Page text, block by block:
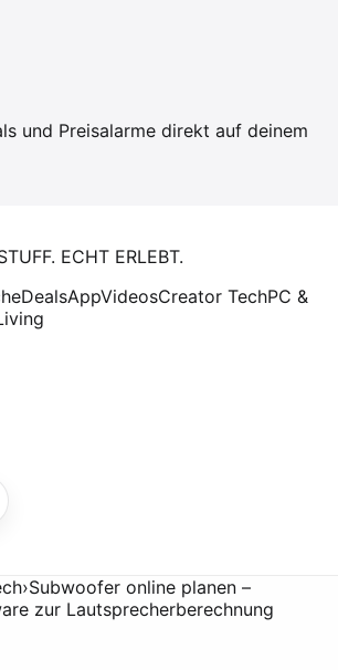
und Preisalarme direkt auf deinem
ECHT ERLEBT.
DealsAppVideosCreator TechPC &
›Subwoofer online planen –
zur Lautsprecherberechnung